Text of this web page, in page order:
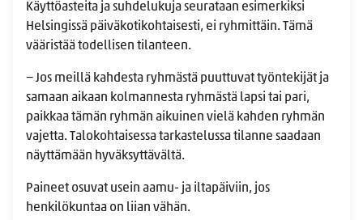
Käyttöasteita ja suhdelukuja seurataan esimerkiksi
Helsingissä päiväkotikohtaisesti, ei ryhmittäin. Tämä
vääristää todellisen tilanteen.
− Jos meillä kahdesta ryhmästä puuttuvat työntekijät ja
samaan aikaan kolmannesta ryhmästä lapsi tai pari,
paikkaa tämän ryhmän aikuinen vielä kahden ryhmän
vajetta. Talokohtaisessa tarkastelussa tilanne saadaan
näyttämään hyväksyttävältä.
Paineet osuvat usein aamu- ja iltapäiviin, jos
henkilökuntaa on liian vähän.